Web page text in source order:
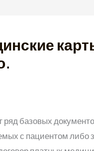
ряд базовых
с пациентом либо